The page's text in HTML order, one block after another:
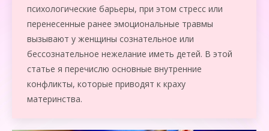
психологические барьеры, при этом стресс или
перенесенные ранее эмоциональные травмы
вызывают у женщины сознательное или
бессознательное нежелание иметь детей. В этой
статье я перечислю основные внутренние
конфликты, которые приводят к краху
материнства.